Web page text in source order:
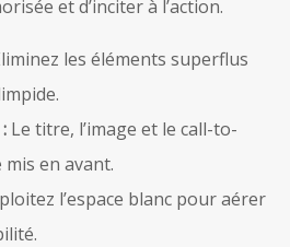
et d’inciter à l’action.
les éléments superflus
Le titre, l’image et le call-to-
en avant.
l’espace blanc pour aérer